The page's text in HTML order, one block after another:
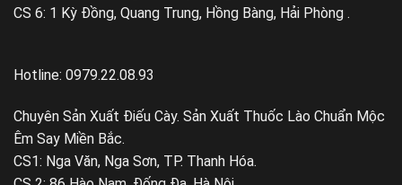
CS 6: 1 Kỳ Đồng, Quang Trung, Hồng Bàng, Hải Phòng .
Hotline: 0979.22.08.93
Chuyên Sản Xuất Điếu Cày. Sản Xuất Thuốc Lào Chuẩn Mộc
Êm Say Miền Bắc.
CS1: Nga Văn, Nga Sơn, TP. Thanh Hóa.